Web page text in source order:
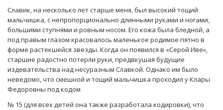
Славик, на несколько лет старше меня, был высокий тощий
мальчишка, с непропорционально длинными руками и ногами,
большими ступнями и ровным носом. Его кожа была бледной, а
под правым глазом красовалось маленькое родимое пятно в
форме растекшейся звезды. Когда он появился в «Серой Иве»,
старшие радостно потерли руки, предвкушая будущие
издевательства над несуразным Славкой. Однако им было
неведомо, что смешной и тощий мальчишка проходил у Клары
Федоровны под кодом
№ 15 (для всех детей она также разработала кодировки), что